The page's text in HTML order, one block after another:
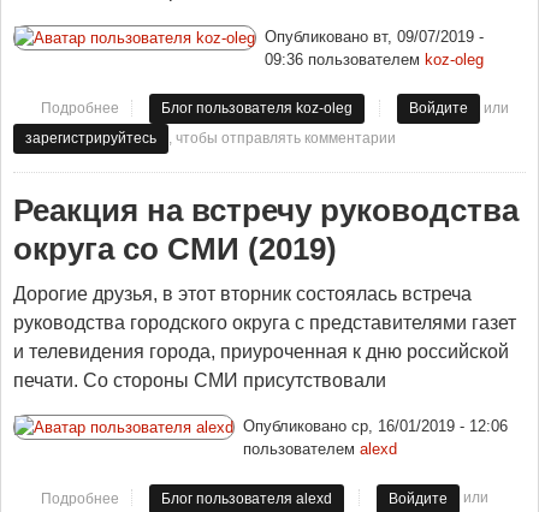
Опубликовано вт, 09/07/2019 -
09:36пользователем koz-oleg
Подробнее о Вахтану - сто лет
Блог пользователя koz-oleg Войдите
или
зарегистрируйтесь
, чтобы отправлять комментарии
Реакция на встречу руководства
округа со СМИ (2019)
Дорогие друзья, в этот вторник состоялась встреча
руководства городского округа с представителями газет
и телевидения города, приуроченная к дню российской
печати. Со стороны СМИ присутствовали
Опубликовано ср, 16/01/2019 - 12:06
пользователем alexd
Подробнее о Реакция на встречу руководства округа со СМИ (2019)
Блог пользователя alexd Войдите
или